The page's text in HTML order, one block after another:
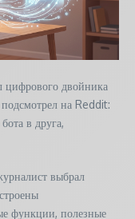
двойника
на Reddit:
в друга,
выбрал
функции, полезные